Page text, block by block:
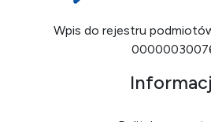
Wpis do rejestru